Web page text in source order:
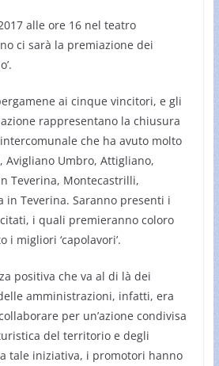
alle ore 16 nel teatro
ci sarà la premiazione dei
ai cinque vincitori, e gli
rappresentano la chiusura
che ha avuto molto
Avigliano Umbro, Attigliano,
Teverina, Montecastrilli,
in Teverina. Saranno presenti i
i quali premieranno coloro
i migliori ‘capolavori’.
positiva che va al di là dei
amministrazioni, infatti, era
per un’azione condivisa
del territorio e degli
tale iniziativa, i promotori hanno